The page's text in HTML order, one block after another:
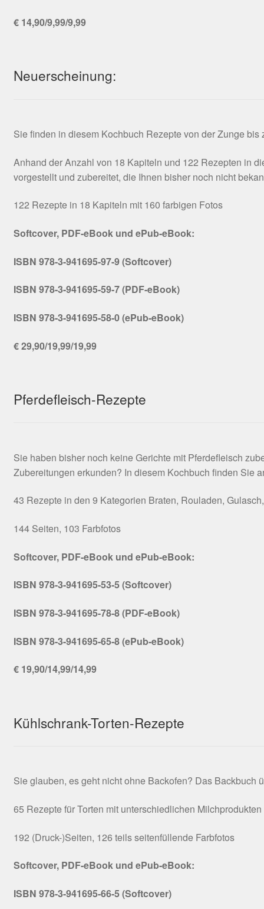
€ 14,90/9,99/9,99
Neuerscheinung:
Sie finden in diesem Kochbuch Rezepte von der Zunge
Anhand der Anzahl von 18 Kapiteln und 122 Rezepten in
vorgestellt und zubereitet, die Ihnen bisher noch nicht
122 Rezepte in 18 Kapiteln mit 160 farbigen Fotos
Softcover, PDF-eBook und ePub-eBook:
ISBN 978-3-941695-97-9 (Softcover)
ISBN 978-3-941695-59-7 (PDF-eBook)
ISBN 978-3-941695-58-0 (ePub-eBook)
€ 29,90/19,99/19,99
Pferdefleisch-Rezepte
Sie haben bisher noch keine Gerichte mit Pferdefleisch
Zubereitungen erkunden? In diesem Kochbuch finden Sie
43 Rezepte in den 9 Kategorien Braten, Rouladen,
144 Seiten, 103 Farbfotos
Softcover, PDF-eBook und ePub-eBook:
ISBN 978-3-941695-53-5 (Softcover)
ISBN 978-3-941695-78-8 (PDF-eBook)
ISBN 978-3-941695-65-8 (ePub-eBook)
€ 19,90/14,99/14,99
Kühlschrank-Torten-Rezepte
Sie glauben, es geht nicht ohne Backofen? Das Backbuch
65 Rezepte für Torten mit unterschiedlichen
192 (Druck-)Seiten, 126 teils seitenfüllende Farbfotos
Softcover, PDF-eBook und ePub-eBook:
ISBN 978-3-941695-66-5 (Softcover)